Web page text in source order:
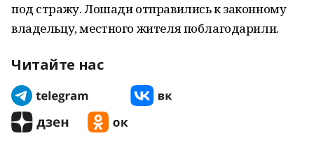
под стражу. Лошади отправились к законному
владельцу, местного жителя поблагодарили.
Читайте нас